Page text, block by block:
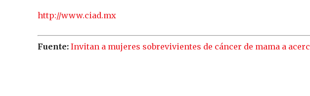
http://www.ciad.mx
Fuente: Invitan a mujeres sobrevivientes de cáncer de mama a